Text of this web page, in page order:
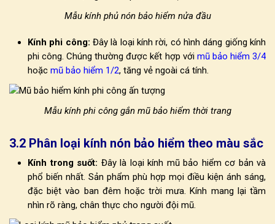
Mẫu kính phủ nón bảo hiểm nửa đầu
Kính phi công: Đây là loại kính rời, có hình dáng giống kính
phi công. Chúng thường được kết hợp với mũ bảo hiểm 3/4
hoặc mũ bảo hiểm 1/2, tăng vẻ ngoài cá tính.
Mẫu kính phi công gắn mũ bảo hiểm thời trang
3.2 Phân loại kính nón bảo hiểm theo màu sắc
Kính trong suốt: Đây là loại kính mũ bảo hiểm cơ bản và
phổ biến nhất. Sản phẩm phù hợp mọi điều kiện ánh sáng,
đặc biệt vào ban đêm hoặc trời mưa. Kính mang lại tầm
nhìn rõ ràng, chân thực cho người đội mũ.